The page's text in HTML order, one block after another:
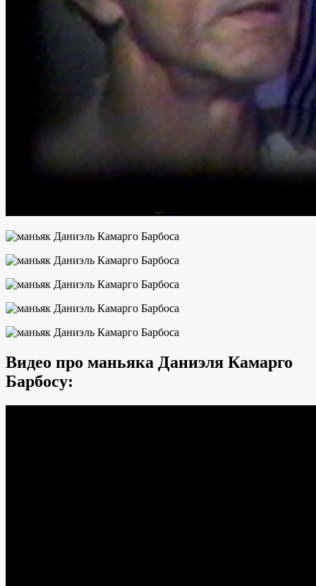
Видео про маньяка Даниэля Камарго
Барбосу: